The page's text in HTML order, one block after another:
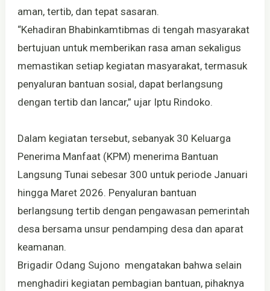
aman, tertib, dan tepat sasaran.
“Kehadiran Bhabinkamtibmas di tengah masyarakat
bertujuan untuk memberikan rasa aman sekaligus
memastikan setiap kegiatan masyarakat, termasuk
penyaluran bantuan sosial, dapat berlangsung
dengan tertib dan lancar,” ujar Iptu Rindoko.
Dalam kegiatan tersebut, sebanyak 30 Keluarga
Penerima Manfaat (KPM) menerima Bantuan
Langsung Tunai sebesar 300 untuk periode Januari
hingga Maret 2026. Penyaluran bantuan
berlangsung tertib dengan pengawasan pemerintah
desa bersama unsur pendamping desa dan aparat
keamanan.
Brigadir Odang Sujono mengatakan bahwa selain
menghadiri kegiatan pembagian bantuan, pihaknya